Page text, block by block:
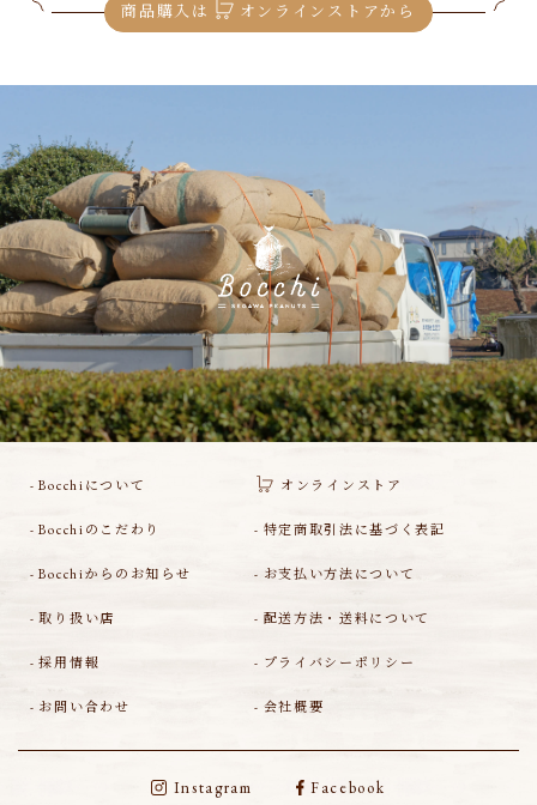
商品購入は オンラインストアから
Bocchiについて
Bocchiのこだわり
Bocchiからのお知らせ
取り扱い店
採用情報
お問い合わせ
オンラインストア
特定商取引法に基づく表記
お支払い方法について
配送方法・送料について
プライバシーポリシー
会社概要
Instagram Facebook